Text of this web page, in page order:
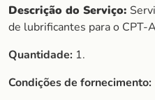
Descrição do Serviço:
de lubrificantes para o CPT-
Quantidade: 1.
Condições de fornecimento: